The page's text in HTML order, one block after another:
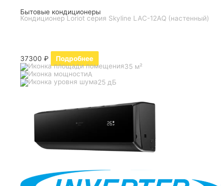
Бытовые кондиционеры
Кондиционер Loriot серия Skyline LAC-12AQ (настенный)
37300₽
Подробнее
35 м²
A
25 дБ